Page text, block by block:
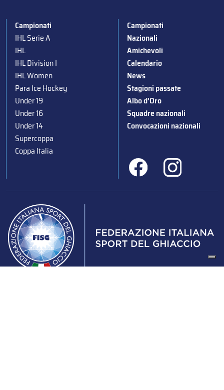
Campionati
IHL Serie A
IHL
IHL Division I
IHL Women
Para Ice Hockey
Under 19
Under 16
Under 14
Supercoppa
Coppa Italia
Campionati
Nazionali
Amichevoli
Calendario
News
Stagioni passate
Albo d’Oro
Squadre nazionali
Convocazioni nazionali